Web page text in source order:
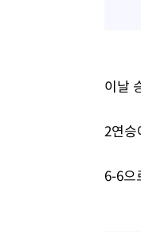
이날
2연승
6-6으